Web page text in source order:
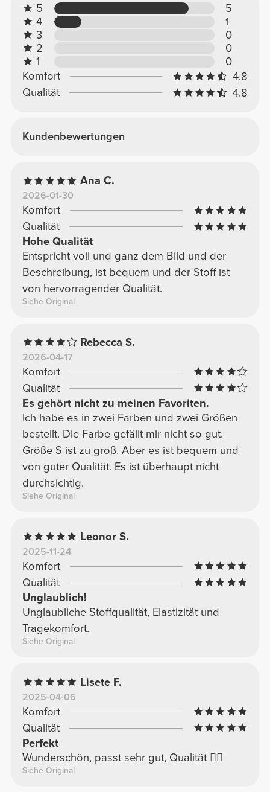
5
5
4
1
3
0
2
0
1
0
Komfort
4.8
Qualität
4.8
Kundenbewertungen
Ana C.
2026-01-30
Komfort
Qualität
Hohe Qualität
Entspricht voll und ganz dem Bild und der
Beschreibung, ist bequem und der Stoff ist
von hervorragender Qualität.
Siehe Original
Rebecca S.
2026-04-17
Komfort
Qualität
Es gehört nicht zu meinen Favoriten.
Ich habe es in zwei Farben und zwei Größen
bestellt. Die Farbe gefällt mir nicht so gut.
Größe S ist zu groß. Aber es ist bequem und
von guter Qualität. Es ist überhaupt nicht
durchsichtig.
Siehe Original
Leonor S.
2025-11-24
Komfort
Qualität
Unglaublich!
Unglaubliche Stoffqualität, Elastizität und
Tragekomfort.
Siehe Original
Lisete F.
2025-04-06
Komfort
Qualität
Perfekt
Wunderschön, passt sehr gut, Qualität 👌🏽
Siehe Original